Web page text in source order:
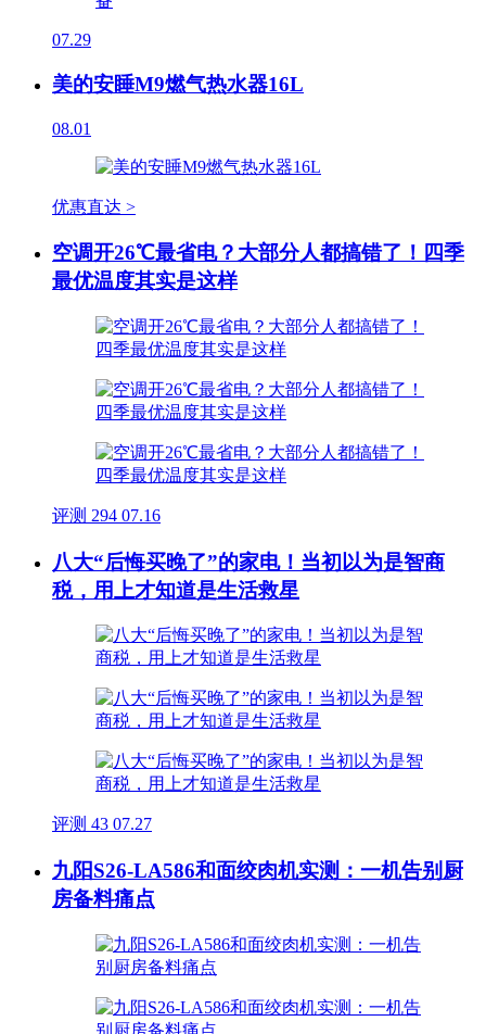
07.29
美的安睡M9燃气热水器16L
08.01
优惠直达 >
空调开26℃最省电？大部分人都搞错了！四季
最优温度其实是这样
评测 294 07.16
八大“后悔买晚了”的家电！当初以为是智商
税，用上才知道是生活救星
评测 43 07.27
九阳S26-LA586和面绞肉机实测：一机告别厨
房备料痛点